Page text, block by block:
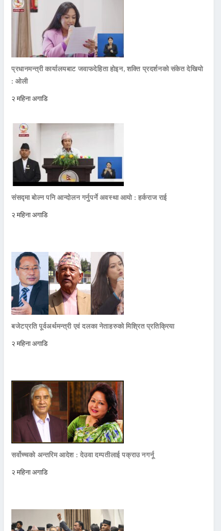
प्रधानमन्त्री कार्यालयबाट जवाफदेहिता होइन, शक्ति प्रदर्शनको संकेत देखियो
: ओली
२ महिना अगाडि
संसद्मा बोल्न पनि आन्दोलन गर्नुपर्ने अवस्था आयो : हर्कराज राई
२ महिना अगाडि
बजेटप्रति पूर्वअर्थमन्त्री एवं दलका नेताहरुको मिश्रित प्रतिक्रिया
२ महिना अगाडि
सर्वोच्चको अन्तरिम आदेश : देउवा दम्पतीलाई पक्राउ नगर्नू
२ महिना अगाडि